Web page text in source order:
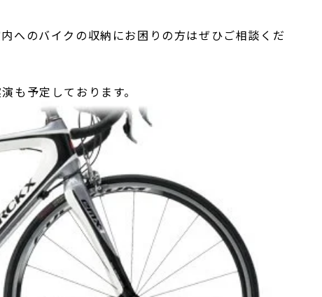
へのバイクの収納にお困りの方はぜひご相談くだ
も予定しております。